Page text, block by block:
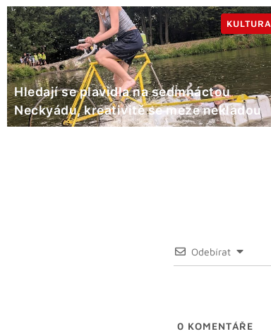
Hledají se plavidla na sedmnáctou
Neckyádu, kreativitě se meze nekladou
KULTURA
Odebírat
0 KOMENTÁŘE